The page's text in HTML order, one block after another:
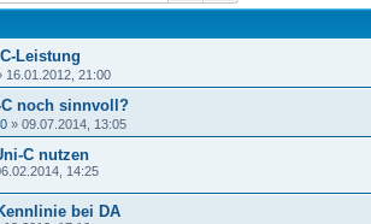
Leistung
16.01.2012, 21:00
noch sinnvoll?
» 09.07.2014, 13:05
C nutzen
14:25
bei DA